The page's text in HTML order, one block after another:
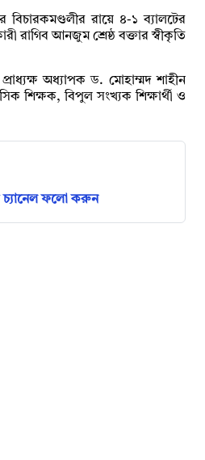
রায়ে ৪-১ ব্যালটের
রাগিব আনজুম শ্রেষ্ঠ বক্তার স্বীকৃতি
অধ্যাপক ড. মোহাম্মদ শাহীন
শিক্ষক, বিপুল সংখ্যক শিক্ষার্থী ও
ফলো করুন